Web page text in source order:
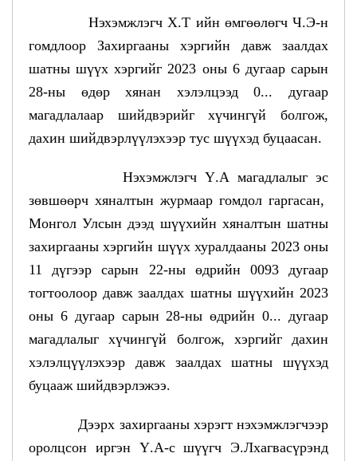
Нэхэмжлэгч Х.Т ийн өмгөөлөгч Ч.Э-н
гомдлоор Захиргааны хэргийн давж заалдах
шатны шүүх хэргийг 2023 оны 6 дугаар сарын
28-ны өдөр хянан хэлэлцээд 0... дугаар
магадлалаар шийдвэрийг хүчингүй болгож,
дахин шийдвэрлүүлэхээр тус шүүхэд буцаасан.
Нэхэмжлэгч Ү.А магадлалыг эс
зөвшөөрч хяналтын журмаар гомдол гаргасан,
Монгол Улсын дээд шүүхийн хяналтын шатны
захиргааны хэргийн шүүх хуралдааны 2023 оны
11 дүгээр сарын 22-ны өдрийн 0093 дугаар
тогтоолоор давж заалдах шатны шүүхийн 2023
оны 6 дугаар сарын 28-ны өдрийн 0... дугаар
магадлалыг хүчингүй болгож, хэргийг дахин
хэлэлцүүлэхээр давж заалдах шатны шүүхэд
буцааж шийдвэрлэжээ.
Дээрх захиргааны хэрэгт нэхэмжлэгчээр
оролцсон иргэн Ү.А-с шүүгч Э.Лхагвасүрэнд